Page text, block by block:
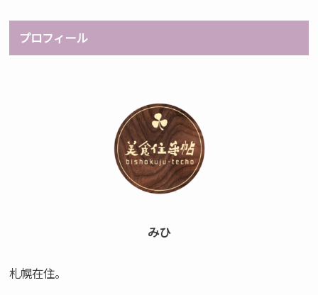
プロフィール
みひ
札幌在住。